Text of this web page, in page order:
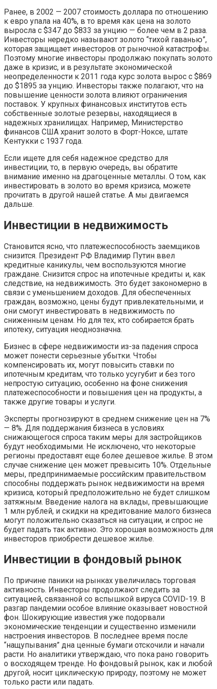
Ранее, в 2002 — 2007 стоимость доллара по отношению
к евро упала на 40%, в то время как цена на золото
выросла с $347 до $833 за унцию — более чем в 2 раза.
Инвесторы нередко называют золото “тихой гаванью”,
которая защищает инвесторов от рыночной катастрофы.
Поэтому многие инвесторы продолжаю покупать золото
даже в кризис, и в результате экономической
неопределенности к 2011 года курс золота вырос с $869
до $1895 за унцию. Инвесторы также полагают, что на
повышение ценности золота влияют ограничения
поставок. У крупных финансовых институтов есть
собственные золотые резервы, находящиеся в
надежных хранилищах. Например, Министерство
финансов США хранит золото в Форт-Ноксе, штате
Кентукки с 1937 года.
Если ищете для себя надежное средство для
инвестиции, то, в первую очередь, вы обратите
внимание именно на драгоценные металлы. О том, как
инвестировать в золото во время кризиса, можете
прочитать в другой нашей статье. А мы двигаемся
дальше.
Инвестиции в недвижимость
Становится ясно, что платежеспособность заемщиков
снизится. Президент РФ Владимир Путин ввел
кредитные каникулы, чем воспользуются многие
граждане. Снизится спрос на ипотечные кредиты и, как
следствие, на недвижимость. Это будет закономерно в
связи с уменьшением доходов. Для обеспеченных
граждан, возможно, цены будут привлекательными, и
они смогут инвестировать в недвижимость по
сниженным ценам. Но для тех, кто собирается брать
ипотеку, ситуация неоднозначна.
Бизнес в сфере недвижимости из-за падения спроса
может понести серьезные убытки. Чтобы
компенсировать их, могут повысить ставки по
ипотечным кредитам, что только усугубит и без того
непростую ситуацию, особенно на фоне снижения
платежеспособности и повышения цен на продукты, а
также другие товары и услуги.
Эксперты прогнозируют в среднем снижение цен на 7%
— 8%. Для поддержания бизнеса в условиях
снижающегося спроса таким меры для застройщиков
будут необходимыми. Не исключено, что некоторые
регионы предоставят еще более дешевое жилье. В этом
случае снижение цен может превысить 10%. Отдельные
меры, предпринимаемые российским правительством
способны поддержать рынок недвижимости на время
кризиса, который предположительно не будет слишком
затяжным. Введение налога на вклады, превышающие
1 млн рублей, и скидки на кредитование малого бизнеса
могут положительно сказаться на ситуации, и спрос не
будет падать так активно. Это хорошая возможность для
инвесторов приобрести дешевое жилье.
Инвестиции в фондовый рынок
По причине паники на рынках увеличилась торговая
активность. Инвесторы продолжают следить за
ситуацией, связанной со вспышкой вируса COVID-19. В
разгар пандемии особое влияние оказывает новостной
фон. Шокирующие известия уже подорвали
экономические тенденции и существенно изменили
настроения инвесторов. В последнее время после
“нащупывания” дна ценные бумаги отскочили и начали
расти. Но аналитики утверждаю, что пока рано говорить
о восходящем тренде. Но фондовый рынок, как и любой
другой, носит циклическую природу, поэтому не может
только расти или падать.